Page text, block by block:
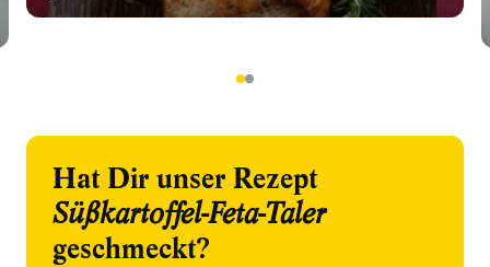
12
Hat Dir unser Rezept
Süßkartoffel-Feta-Taler
geschmeckt?